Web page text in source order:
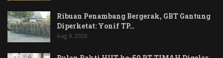
Ribuan Penambang Bergerak, GBT Gantung
Diperketat: Yonif TP…
Aug 9, 2026